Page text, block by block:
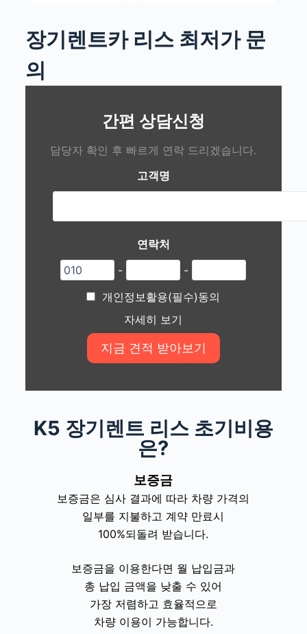
장기렌트카 리스 최저가 문
의
간편 상담신청
담당자 확인 후 빠르게 연락 드리겠습니다.
고객명
연락처
-
-
개인정보활용(필수)동의
자세히 보기
K5 장기렌트 리스 초기비용
은?
보증금
보증금은 심사 결과에 따라 차량 가격의
일부를 지불하고 계약 만료시
100%되돌려 받습니다.
보증금을 이용한다면 월 납입금과
총 납입 금액을 낮출 수 있어
가장 저렴하고 효율적으로
차량 이용이 가능합니다.